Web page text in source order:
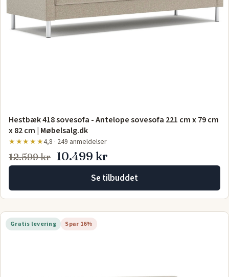
Hestbæk 418 sovesofa - Antelope sovesofa 221 cm x 79 cm
x 82 cm | Møbelsalg.dk
★★★★★4,8 · 249 anmeldelser
12.599 kr 10.499 kr
Se tilbuddet
Gratis levering Spar 16%